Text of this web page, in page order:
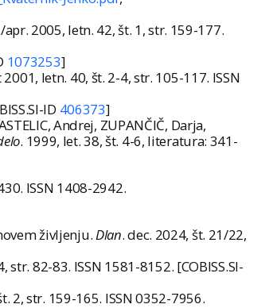
apr. 2005, letn. 42, št. 1, str. 159-177.
1073253]
letn. 40, št. 2-4, str. 105-117. ISSN
ID 406373]
Andrej, ZUPANČIČ, Darja,
. 1999, let. 38, št. 4-6, literatura: 341-
ISSN 1408-2942.
življenju.Dlan. dec. 2024, št. 21/22,
str. 82-83. ISSN 1581-8152. [COBISS.SI-
2, str. 159-165. ISSN 0352-7956.